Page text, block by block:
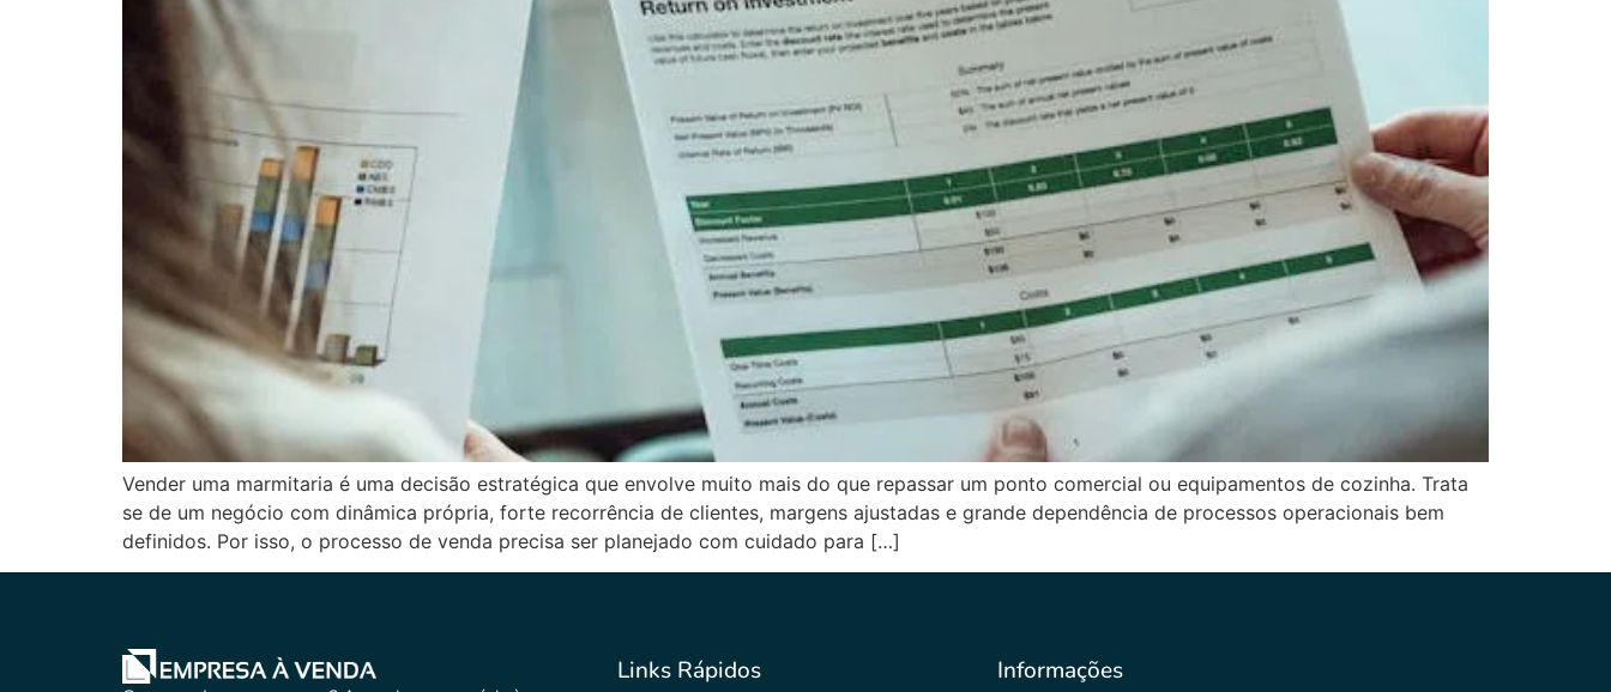
Vender uma marmitaria é uma decisão estratégica que envolve muito mais do que repassar um ponto comercial ou equipamentos de cozinha. Trata
se de um negócio com dinâmica própria, forte recorrência de clientes, margens ajustadas e grande dependência de processos operacionais bem
definidos. Por isso, o processo de venda precisa ser planejado com cuidado para […]
Links Rápidos Informações